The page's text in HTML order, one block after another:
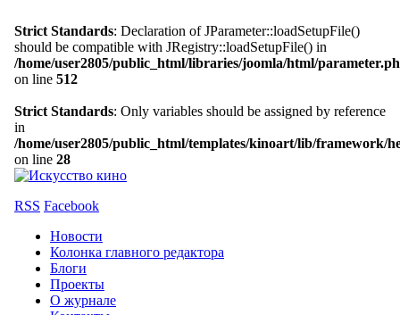
Strict Standards: Declaration of JParameter::loadSetupFile()
should be compatible with JRegistry::loadSetupFile() in
/home/user2805/public_html/libraries/joomla/html/
on line 512
Strict Standards: Only variables should be assigned by reference
in
/home/user2805/public_html/templates/kinoart/lib/framework/
on line 28
RSS Facebook
Новости
Колонка главного редактора
Блоги
Проекты
О журнале